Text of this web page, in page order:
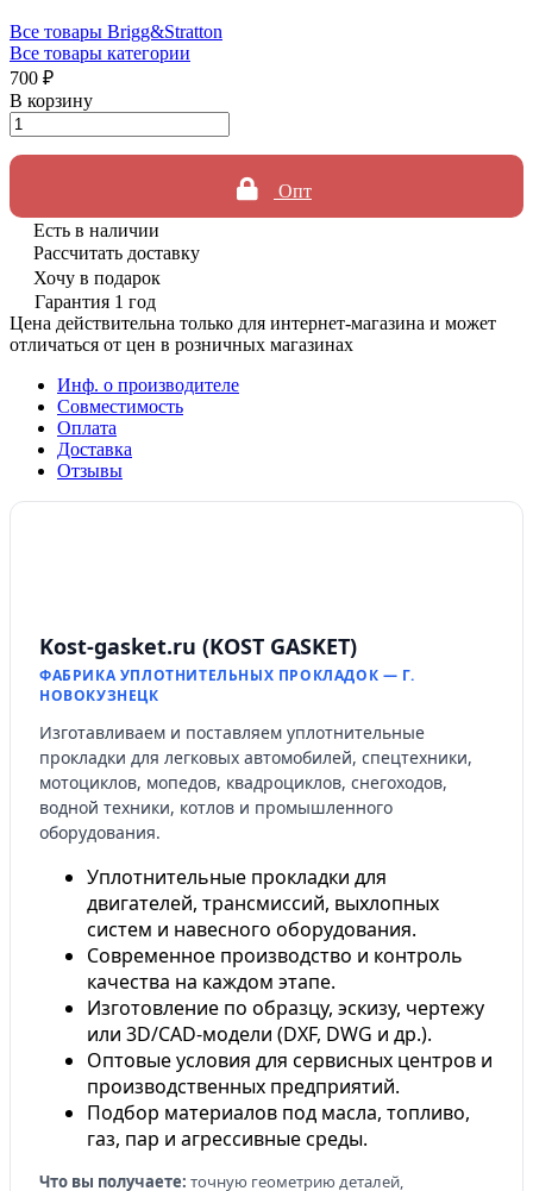
Все товары Brigg&Stratton
Все товары категории
700 ₽
В корзину
Опт
Есть в наличии
Рассчитать доставку
Хочу в подарок
Гарантия 1 год
Цена действительна только для интернет-магазина и может
отличаться от цен в розничных магазинах
Инф. о производителе
Совместимость
Оплата
Доставка
Отзывы
Kost-gasket.ru (KOST GASKET)
ФАБРИКА УПЛОТНИТЕЛЬНЫХ ПРОКЛАДОК — Г.
НОВОКУЗНЕЦК
Изготавливаем и поставляем уплотнительные
прокладки для легковых автомобилей, спецтехники,
мотоциклов, мопедов, квадроциклов, снегоходов,
водной техники, котлов и промышленного
оборудования.
Уплотнительные прокладки для
двигателей, трансмиссий, выхлопных
систем и навесного оборудования.
Современное производство и контроль
качества на каждом этапе.
Изготовление по образцу, эскизу, чертежу
или 3D/CAD-модели (DXF, DWG и др.).
Оптовые условия для сервисных центров и
производственных предприятий.
Подбор материалов под масла, топливо,
газ, пар и агрессивные среды.
Что вы получаете: точную геометрию деталей,